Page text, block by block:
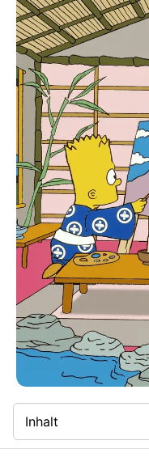
Inhalt
Zusammenfassung